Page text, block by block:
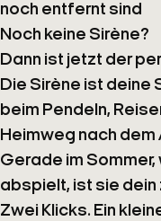
noch entfernt sind
Noch keine Sirène?
Dann ist jetzt der
Die Sirène ist deine
beim Pendeln,
Heimweg nach dem
Gerade im
abspielt, ist sie
Zwei Klicks. Ein